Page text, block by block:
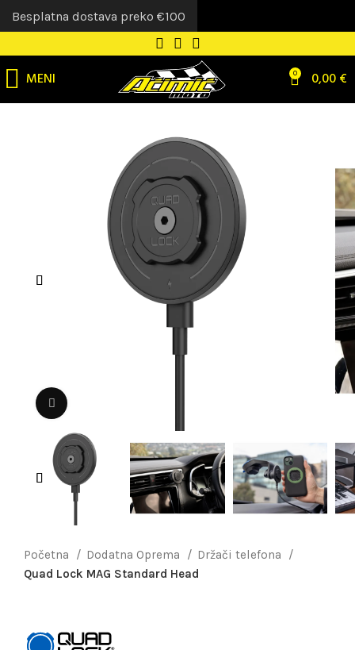
MENI 0 0,00€
Početna Dodatna Oprema
Držači telefona
Quad Lock MAG Standard Head
Besplatna dostava preko €100